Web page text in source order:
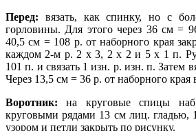
Перед: вязать, как спинку, но с
горловины. Для этого через 36 см =
40,5 см = 108 р. от наборного края
каждом 2-м р. 2 х 3, 2 х 2 и 5 х 1 п.
101 п. и связать 1 изн. р. изн. п. Затем
Через 13,5 см = 36 р. от наборного края
Воротник: на круговые спицы
круговыми рядами 13 см лиц.
узором и петли закрыть по рисунку.